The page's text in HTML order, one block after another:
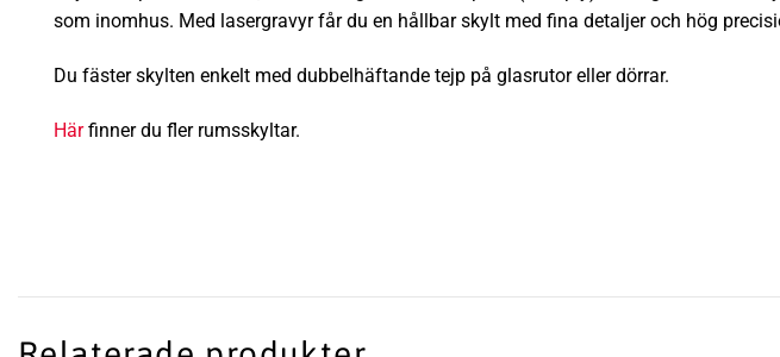
som inomhus. Med lasergravyr får du en hållbar skylt med fina detaljer och hög
Du fäster skylten enkelt med dubbelhäftande tejp på glasrutor eller dörrar.
Här finner du fler rumsskyltar.